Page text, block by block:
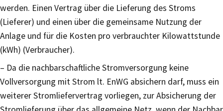
werden. Einen Vertrag über die Lieferung des Stroms
(Lieferer) und einen über die gemeinsame Nutzung der
Anlage und für die Kosten pro verbrauchter Kilowattstunde
(kWh) (Verbraucher).
– Da die nachbarschaftliche Stromversorgung keine
Vollversorgung mit Strom lt. EnWG absichern darf, muss ein
weiterer Stromliefervertrag vorliegen, zur Absicherung der